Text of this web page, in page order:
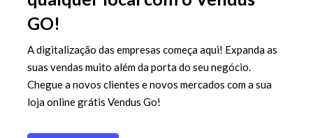
GO!
A digitalização das empresas começa aqui! Expanda as
suas vendas muito além da porta do seu negócio.
Chegue a novos clientes e novos mercados com a sua
loja online grátis Vendus Go!